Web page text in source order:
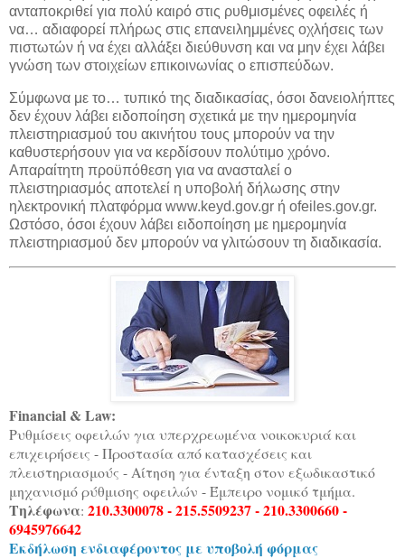
ανταποκριθεί για πολύ καιρό στις ρυθμισμένες οφειλές ή
να… αδιαφορεί πλήρως στις επανειλημμένες οχλήσεις των
πιστωτών ή να έχει αλλάξει διεύθυνση και να μην έχει λάβει
γνώση των στοιχείων επικοινωνίας ο επισπεύδων.
Σύμφωνα με το… τυπικό της διαδικασίας, όσοι δανειολήπτες
δεν έχουν λάβει ειδοποίηση σχετικά με την ημερομηνία
πλειστηριασμού του ακινήτου τους μπορούν να την
καθυστερήσουν για να κερδίσουν πολύτιμο χρόνο.
Απαραίτητη προϋπόθεση για να ανασταλεί ο
πλειστηριασμός αποτελεί η υποβολή δήλωσης στην
ηλεκτρονική πλατφόρμα www.keyd.gov.gr ή ofeiles.gov.gr.
Ωστόσο, όσοι έχουν λάβει ειδοποίηση με ημερομηνία
πλειστηριασμού δεν μπορούν να γλιτώσουν τη διαδικασία.
Financial & Law:
Ρυθμίσεις οφειλών για υπερχρεωμένα νοικοκυριά και
επιχειρήσεις - Προστασία από κατασχέσεις και
πλειστηριασμούς - Αίτηση για ένταξη στον εξωδικαστικό
μηχανισμό ρύθμισης οφειλών - Έμπειρο νομικό τμήμα.
Τηλέφωνα: 210.3300078 - 215.5509237 - 210.3300660 -
6945976642
Εκδήλωση ενδιαφέροντος με υποβολή φόρμας